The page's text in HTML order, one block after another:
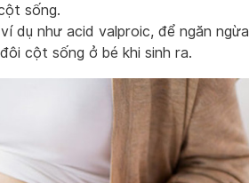
sống.
dụ như acid valproic, để ngăn ngừa
cột sống ở bé khi sinh ra.